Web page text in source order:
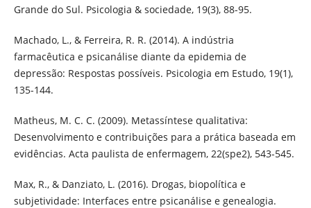
Grande do Sul. Psicologia & sociedade, 19(3), 88-95.
Machado, L., & Ferreira, R. R. (2014). A indústria
farmacêutica e psicanálise diante da epidemia de
depressão: Respostas possíveis. Psicologia em Estudo, 19(1),
135-144.
Matheus, M. C. C. (2009). Metassíntese qualitativa:
Desenvolvimento e contribuições para a prática baseada em
evidências. Acta paulista de enfermagem, 22(spe2), 543-545.
Max, R., & Danziato, L. (2016). Drogas, biopolítica e
subjetividade: Interfaces entre psicanálise e genealogia.